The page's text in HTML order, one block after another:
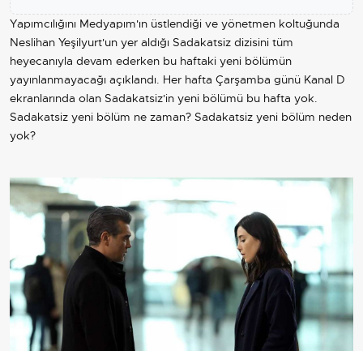
Yapımcılığını Medyapım'ın üstlendiği ve yönetmen koltuğunda
Neslihan Yeşilyurt'un yer aldığı Sadakatsiz dizisini tüm
heyecanıyla devam ederken bu haftaki yeni bölümün
yayınlanmayacağı açıklandı. Her hafta Çarşamba günü Kanal D
ekranlarında olan Sadakatsiz'in yeni bölümü bu hafta yok.
Sadakatsiz yeni bölüm ne zaman? Sadakatsiz yeni bölüm neden
yok?